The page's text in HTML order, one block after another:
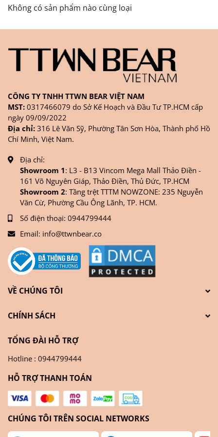
Thời gian nhận hàng: Đối với đơn hàng Online tại
TPHCM, sản phẩm sẽ được giao sớm nhất là 1
ngày sau khi đặt.
Không có sản phẩm nào cùng loại
CÔNG TY TNHH TTWN BEAR VIỆT NAM
MST: 0317466079 do Sở Kế Hoạch và Đầu Tư TP.HCM cấp
ngày 09/09/2022
Địa chỉ: 316 Lê Văn Sỹ, Phường Tân Sơn Hòa, Thành phố Hồ
Chí Minh, Việt Nam.
Địa chỉ:
Showroom 1: L3 - B13 Vincom Mega Mall Thảo Điền -
161 Võ Nguyên Giáp, Thảo Điền, Thủ Đức, TP.HCM
Showroom 2: Tầng trệt TTTM NOWZONE: 235 Nguyễn
Văn Cừ, Phường Cầu Ông Lãnh, TP. HCM.
Số điện thoại: 0944799444
Email: info@ttwnbear.co
VỀ CHÚNG TÔI
CHÍNH SÁCH
TỔNG ĐÀI HỖ TRỢ
Hotline : 0944799444
HỖ TRỢ THANH TOÁN
CHÚNG TÔI TRÊN SOCIAL NETWORKS